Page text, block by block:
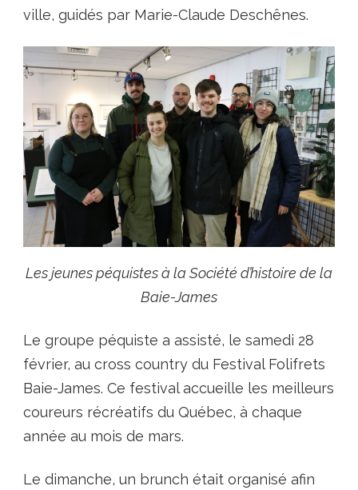
ville, guidés par Marie-Claude Deschênes.
Les jeunes péquistes à la Société d’histoire de la
Baie-James
Le groupe péquiste a assisté, le samedi 28
février, au cross country du Festival Folifrets
Baie-James. Ce festival accueille les meilleurs
coureurs récréatifs du Québec, à chaque
année au mois de mars.
Le dimanche, un brunch était organisé afin